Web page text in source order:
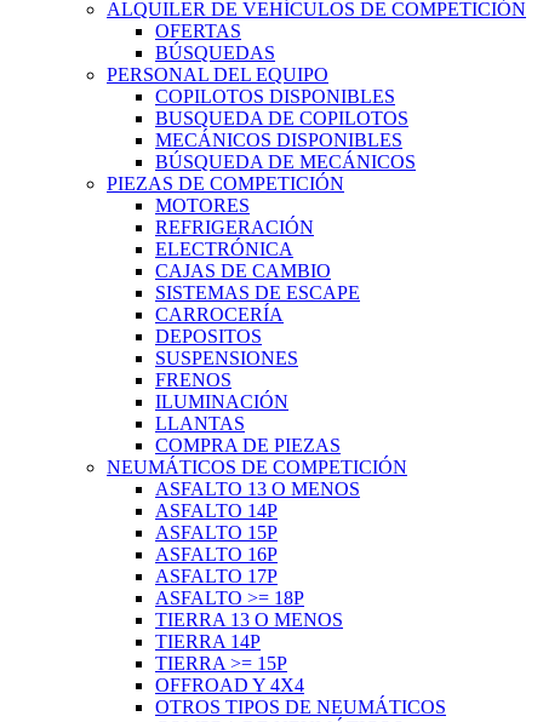
ALQUILER DE VEHÍCULOS DE COMPETICIÓN
OFERTAS
BÚSQUEDAS
PERSONAL DEL EQUIPO
COPILOTOS DISPONIBLES
BUSQUEDA DE COPILOTOS
MECÁNICOS DISPONIBLES
BÚSQUEDA DE MECÁNICOS
PIEZAS DE COMPETICIÓN
MOTORES
REFRIGERACIÓN
ELECTRÓNICA
CAJAS DE CAMBIO
SISTEMAS DE ESCAPE
CARROCERÍA
DEPOSITOS
SUSPENSIONES
FRENOS
ILUMINACIÓN
LLANTAS
COMPRA DE PIEZAS
NEUMÁTICOS DE COMPETICIÓN
ASFALTO 13 O MENOS
ASFALTO 14P
ASFALTO 15P
ASFALTO 16P
ASFALTO 17P
ASFALTO >= 18P
TIERRA 13 O MENOS
TIERRA 14P
TIERRA >= 15P
OFFROAD Y 4X4
OTROS TIPOS DE NEUMÁTICOS